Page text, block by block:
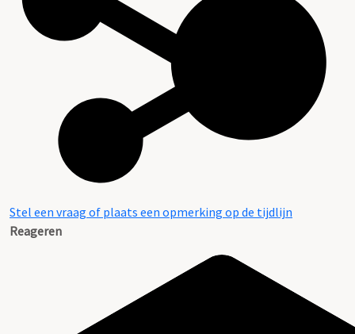
Stel een vraag of plaats een opmerking op de tijdlijn
Reageren